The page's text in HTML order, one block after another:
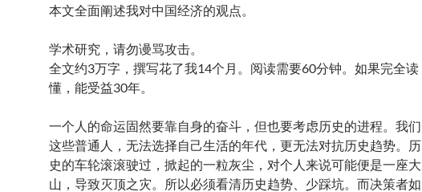
本文全面阐述我对中国经济的观点。
学术研究，请勿谩骂攻击。
全文约3万字，撰写花了我14个月。阅读需要60分钟。如果完全读
懂，能受益30年。
一个人的命运固然要靠自身的奋斗，但也要考虑历史的进程。我们
这些普通人，无法选择自己生活的年代，更无法对抗历史趋势。历
史的车轮滚滚驶过，掀起的一粒灰尘，对个人来说可能便是一座大
山，导致灭顶之灾。所以必须看清历史趋势、少踩坑。而决策者如